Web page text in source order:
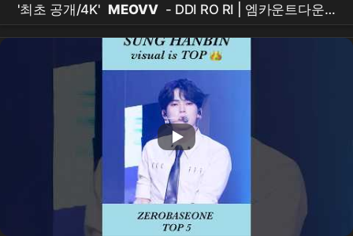
'최초 공개/4K' MEOVV - DDI RO RI | 엠카운트다운 X
메가콘서트 | #엠카운트다운 EP.931 | Mnet 260604
방송